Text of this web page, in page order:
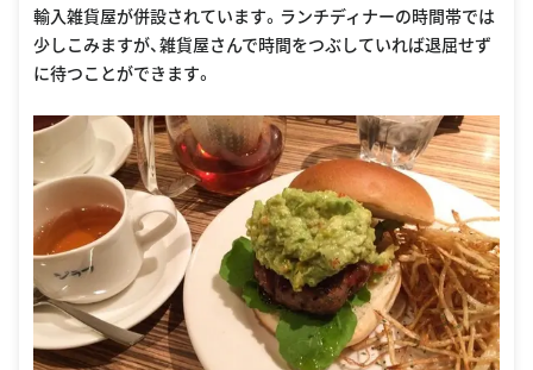
輸入雑貨屋が併設されています。ランチディナーの時間帯では
少しこみますが、雑貨屋さんで時間をつぶしていれば退屈せず
に待つことができます。